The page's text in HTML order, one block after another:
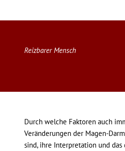
Durch welche Faktoren auch
Veränderungen der Magen-
sind, ihre Interpretation und das
Reizbarer Mensch